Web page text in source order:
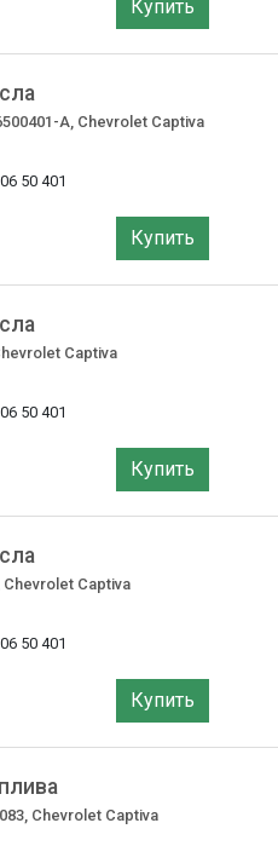
Купить
A, Chevrolet Captiva
06 50 401
Купить
Captiva
06 50 401
Купить
Chevrolet Captiva
06 50 401
Купить
Chevrolet Captiva